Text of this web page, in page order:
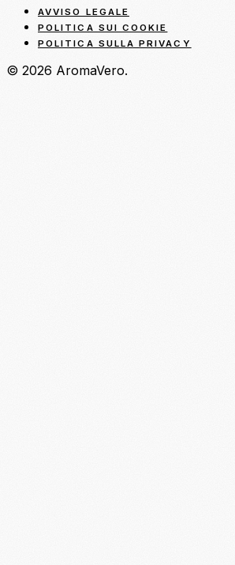
AVVISO LEGALE
POLITICA SUI COOKIE
POLITICA SULLA PRIVACY
© 2026 AromaVero.